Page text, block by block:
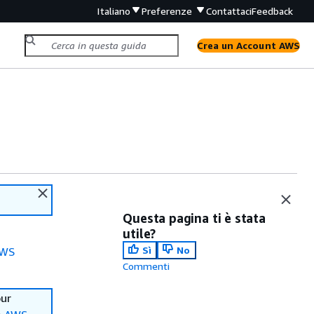
Italiano Preferenze ContattaciFeedback
Crea un Account AWS
Questa pagina ti è stata
utile?
Sì
No
Commenti